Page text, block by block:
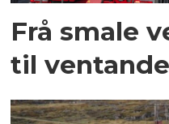
Frå smale
til